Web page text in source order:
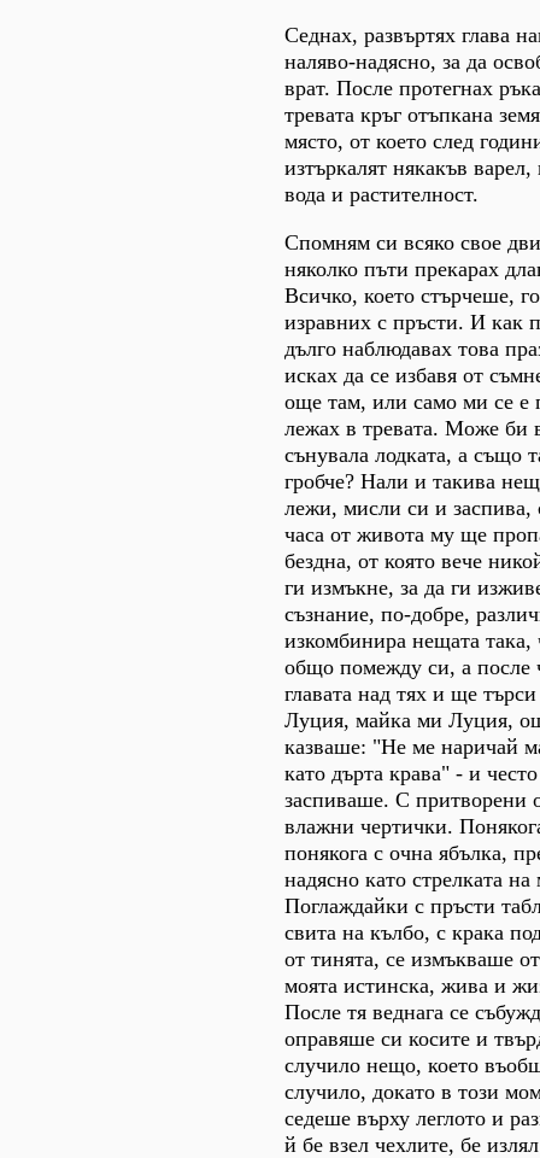
Седнах, развъртях глава
наляво-надясно, за да
врат. После протегнах
тревата кръг отъпкана
място, от което след
изтъркалят някакъв варел,
вода и растителност.
Спомням си всяко свое
няколко пъти прекарах
Всичко, което стърчеше,
изравних с пръсти. И как
дълго наблюдавах това
исках да се избавя от
още там, или само ми се е
лежах в тревата. Може би
сънувала лодката, а също
гробче? Нали и такива
лежи, мисли си и заспива,
часа от живота му ще
бездна, от която вече
ги измъкне, за да ги
съзнание, по-добре,
изкомбинира нещата
общо помежду си, а после
главата над тях и ще
Луция, майка ми Луция,
казваше: "Не ме наричай
като дърта крава" - и
заспиваше. С притворени
влажни чертички.
понякога с очна ябълка,
надясно като стрелката
Поглаждайки с пръсти
свита на кълбо, с крака
от тинята, се измъкваше
моята истинска, жива и
После тя веднага се
оправяше си косите и
случило нещо, което
случило, докато в този
седеше върху леглото и
й бе взел чехлите, бе